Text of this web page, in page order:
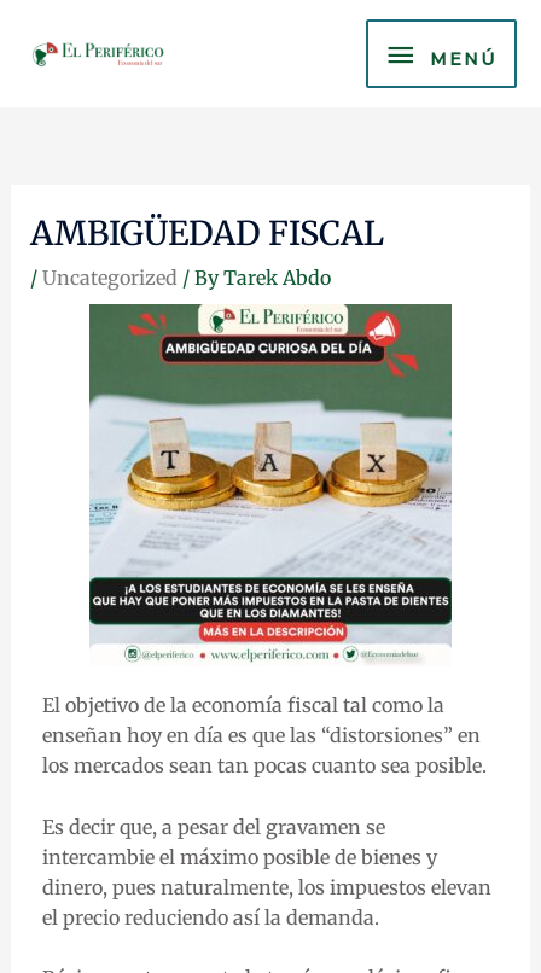
content
MENÚ
MENÚ
AMBIGÜEDAD FISCAL
/ Uncategorized/ ByTarek Abdo
El objetivo de la economía fiscal tal como la
enseñan hoy en día es que las “distorsiones” en
los mercados sean tan pocas cuanto sea posible.
Es decir que, a pesar del gravamen se
intercambie el máximo posible de bienes y
dinero, pues naturalmente, los impuestos elevan
el precio reduciendo así la demanda.